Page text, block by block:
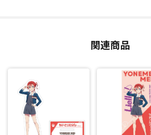
関連商品